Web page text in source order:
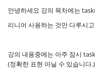
안녕하세요 강의 목차에는
리니어 사용하는 것만 다루시
강의 내용중에는 아주 잠시
(정확한 표현 아닐 수 있습니다.)